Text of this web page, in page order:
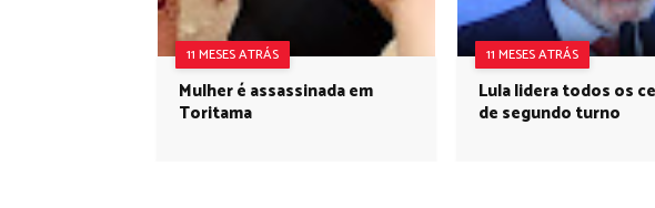
11 MESES ATRÁS
Mulher é assassinada em
Toritama
11 MESES ATRÁS
Lula lidera todos os
de segundo turno